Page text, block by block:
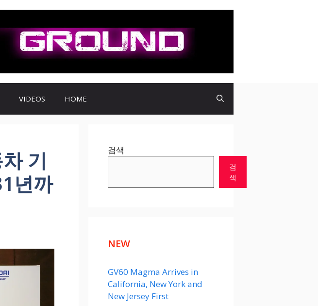
VIDEOS HOME
기
년까
검색
검
색
NEW
GV60 Magma Arrives in
California, New York and
New Jersey First